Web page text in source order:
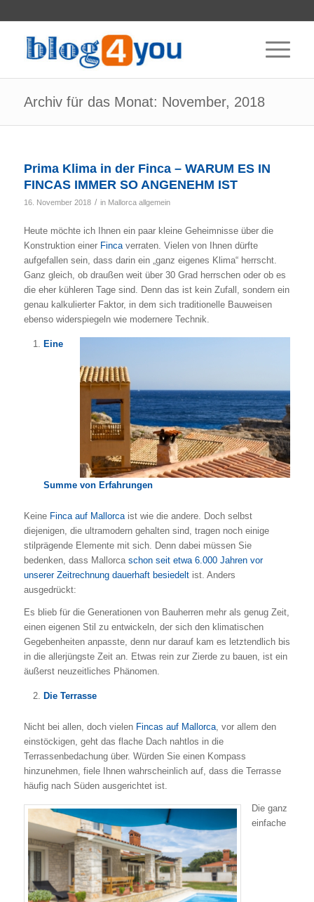
Archiv für das Monat: November, 2018
Prima Klima in der Finca – WARUM ES IN
FINCAS IMMER SO ANGENEHM IST
16. November 2018 / in Mallorca allgemein
Heute möchte ich Ihnen ein paar kleine Geheimnisse über die
Konstruktion einer Fincaverraten. Vielen von Ihnen dürfte
aufgefallen sein, dass darin ein „ganz eigenes Klima“ herrscht.
Ganz gleich, ob draußen weit über 30 Grad herrschen oder ob es
die eher kühleren Tage sind. Denn das ist kein Zufall, sondern ein
genau kalkulierter Faktor, in dem sich traditionelle Bauweisen
ebenso widerspiegeln wie modernere Technik.
Eine
Summe von Erfahrungen
Keine Finca auf Mallorcaist wie die andere. Doch selbst
diejenigen, die ultramodern gehalten sind, tragen noch einige
stilprägende Elemente mit sich. Denn dabei müssen Sie
bedenken, dass Mallorca schon seit etwa 6.000 Jahren vor
unserer Zeitrechnung dauerhaft besiedeltist. Anders
ausgedrückt:
Es blieb für die Generationen von Bauherren mehr als genug Zeit,
einen eigenen Stil zu entwickeln, der sich den klimatischen
Gegebenheiten anpasste, denn nur darauf kam es letztendlich bis
in die allerjüngste Zeit an. Etwas rein zur Zierde zu bauen, ist ein
äußerst neuzeitliches Phänomen.
Die Terrasse
Nicht bei allen, doch vielen Fincas auf Mallorca, vor allem den
einstöckigen, geht das flache Dach nahtlos in die
Terrassenbedachung über. Würden Sie einen Kompass
hinzunehmen, fiele Ihnen wahrscheinlich auf, dass die Terrasse
häufig nach Süden ausgerichtet ist.
Die ganz
einfache